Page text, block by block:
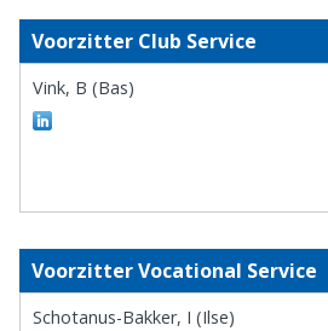
Voorzitter Club Service
Vink, B (Bas)
Voorzitter Vocational Service
Schotanus-Bakker, I (Ilse)